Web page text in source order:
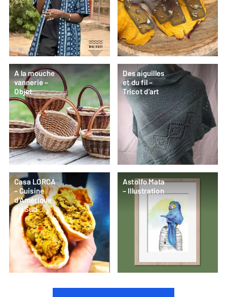
A la mouche
vannerie –
Objet
Des aiguilles
et du fil –
Tricot d’art
Casa LORCA
– Cuisine
d’Amérique
du Sud
Astolfo Mata
– Illustration